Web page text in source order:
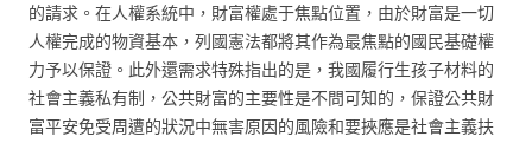
的請求。在人權系統中，財富權處于焦點位置，由於財富是一切
人權完成的物資基本，列國憲法都將其作為最焦點的國民基礎權
力予以保證。此外還需求特殊指出的是，我國履行生孩子材料的
社會主義私有制，公共財富的主要性是不問可知的，保證公共財
富平安免受周遭的狀況中無害原因的風險和要挾應是社會主義扶